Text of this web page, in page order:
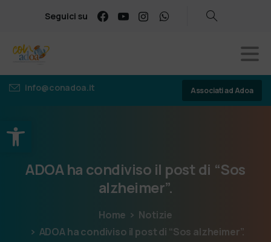
Apri la barra degli strumenti
Seguici su
info@conadoa.it Associati ad Adoa
ADOA ha condiviso il post di “Sos
alzheimer”.
Home
Notizie
ADOA ha condiviso il post di “Sos alzheimer”.